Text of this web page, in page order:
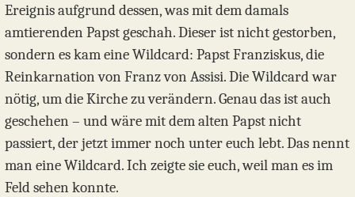
Ereignis aufgrund dessen, was mit dem damals
amtierenden Papst geschah. Dieser ist nicht gestorben,
sondern es kam eine Wildcard: Papst Franziskus, die
Reinkarnation von Franz von Assisi. Die Wildcard war
nötig, um die Kirche zu verändern. Genau das ist auch
geschehen – und wäre mit dem alten Papst nicht
passiert, der jetzt immer noch unter euch lebt. Das nennt
man eine Wildcard. Ich zeigte sie euch, weil man es im
Feld sehen konnte.